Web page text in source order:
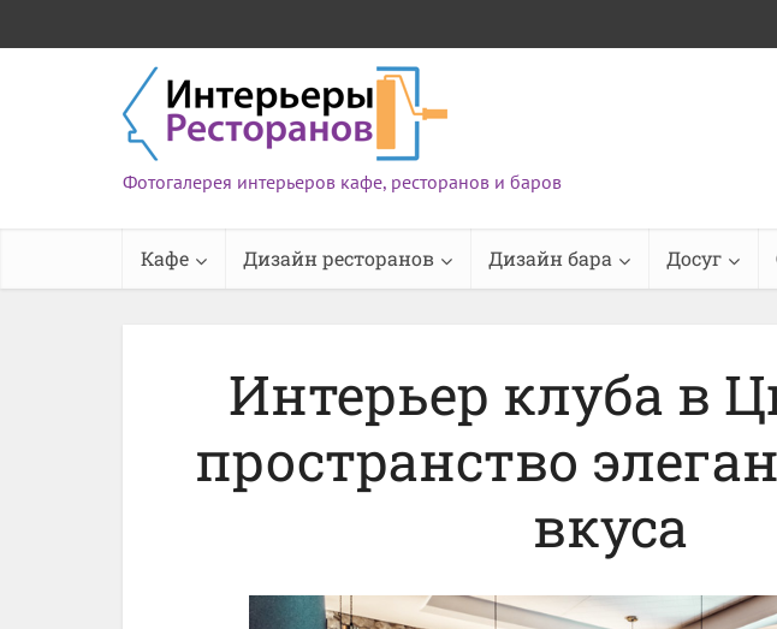
Фотогалерея интерьеров кафе, ресторанов и баров
Кафе Дизайн ресторанов Дизайн бара Досуг
Интерьер клуба в
пространство
вкуса